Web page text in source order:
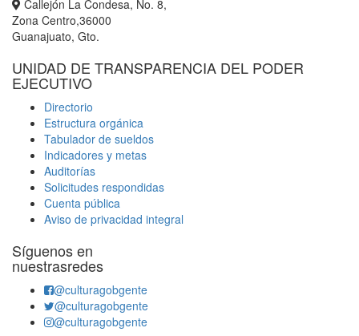
Callejón La Condesa, No. 8,
Zona Centro,36000
Guanajuato, Gto.
UNIDAD DE TRANSPARENCIA DEL PODER
EJECUTIVO
Directorio
Estructura orgánica
Tabulador de sueldos
Indicadores y metas
Auditorías
Solicitudes respondidas
Cuenta pública
Aviso de privacidad integral
Síguenos en
nuestrasredes
@culturagobgente
@culturagobgente
@culturagobgente